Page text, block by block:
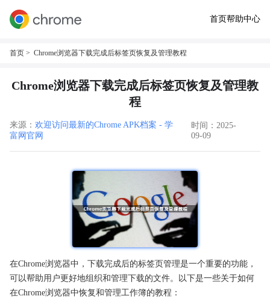
首页帮助中心
首页 > Chrome浏览器下载完成后标签页恢复及管理教程
Chrome浏览器下载完成后标签页恢复及管理教
程
来源： 欢迎访问最新的Chrome APK档案 - 学
富网官网
时间：2025-
09-09
在Chrome浏览器中，下载完成后的标签页管理是一个重要的功能，
可以帮助用户更好地组织和管理下载的文件。以下是一些关于如何
在Chrome浏览器中恢复和管理工作簿的教程：